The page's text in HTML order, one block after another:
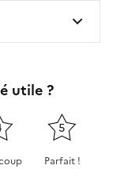
utile ?
5
Parfait !